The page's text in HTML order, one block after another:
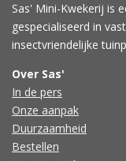
Sas' Mini-Kwekerij is
gespecialiseerd in
insectvriendelijke
Over Sas'
In de pers
Onze aanpak
Duurzaamheid
Bestellen